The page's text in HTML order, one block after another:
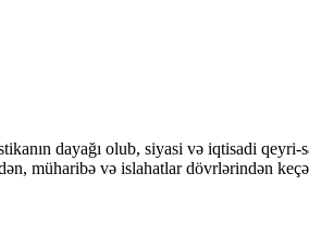
dayağı olub, siyasi və iqtisadi
müharibə və islahatlar dövrlərindən